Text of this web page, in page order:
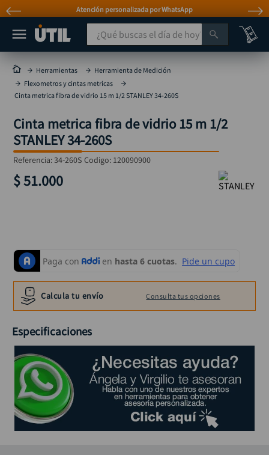
Atención personalizada por WhatsApp
¿Qué buscas el día de hoy?
Herramientas
Herramienta de Medición
Flexometros y cintas metricas
Cinta metrica fibra de vidrio 15 m 1/2 STANLEY 34-260S
Cinta metrica fibra de vidrio 15 m 1/2
STANLEY 34-260S
Referencia:34-260S Codigo: 120090900
$51.000
Calcula tu envío Consulta tus opciones
Especificaciones
MÁS BUSCADOS
taladro
compresor
sierra circular
ruteadora
taladro inalámbrico